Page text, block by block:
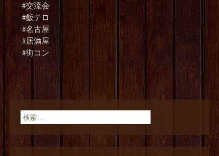
#交流会
#飯テロ
#名古屋
#居酒屋
#街コン
検索: